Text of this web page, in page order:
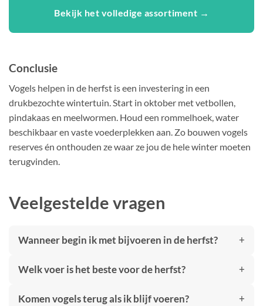
Bekijk het volledige assortiment →
Conclusie
Vogels helpen in de herfst is een investering in een
drukbezochte wintertuin. Start in oktober met vetbollen,
pindakaas en meelwormen. Houd een rommelhoek, water
beschikbaar en vaste voederplekken aan. Zo bouwen vogels
reserves én onthouden ze waar ze jou de hele winter moeten
terugvinden.
Veelgestelde vragen
Wanneer begin ik met bijvoeren in de herfst?
Welk voer is het beste voor de herfst?
Komen vogels terug als ik blijf voeren?